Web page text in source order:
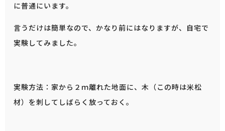
に普通にいます。
言うだけは簡単なので、かなり前にはなりますが、自宅で
実験してみました。
実験方法：家から２ｍ離れた地面に、木（この時は米松
材）を刺してしばらく放っておく。